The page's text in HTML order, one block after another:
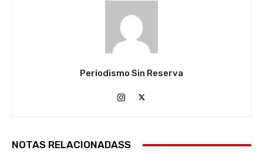
Periodismo Sin Reserva
NOTAS RELACIONADASS